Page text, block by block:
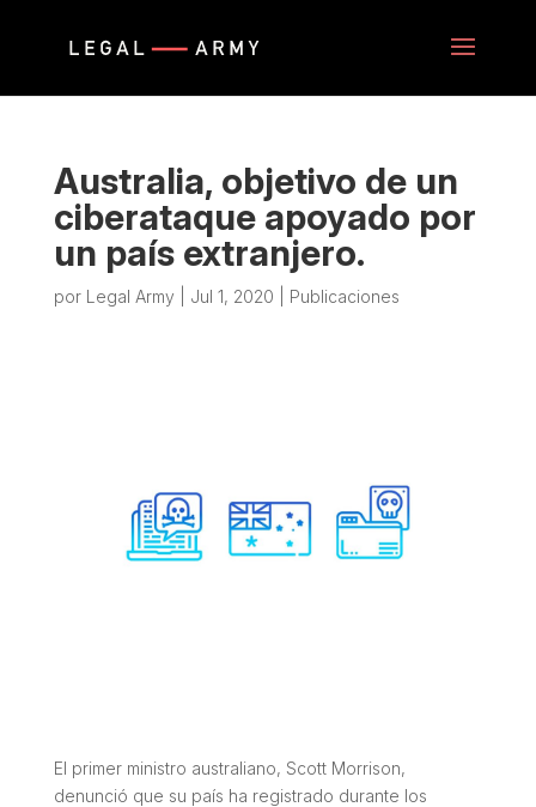
Australia, objetivo de un
ciberataque apoyado por
un país extranjero.
por Legal Army Jul 1, 2020 Publicaciones
El primer ministro australiano, Scott Morrison,
denunció que su país ha registrado durante los